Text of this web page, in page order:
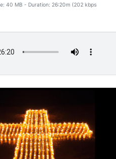
40 MB - Duration: 26:20m (202 kbps